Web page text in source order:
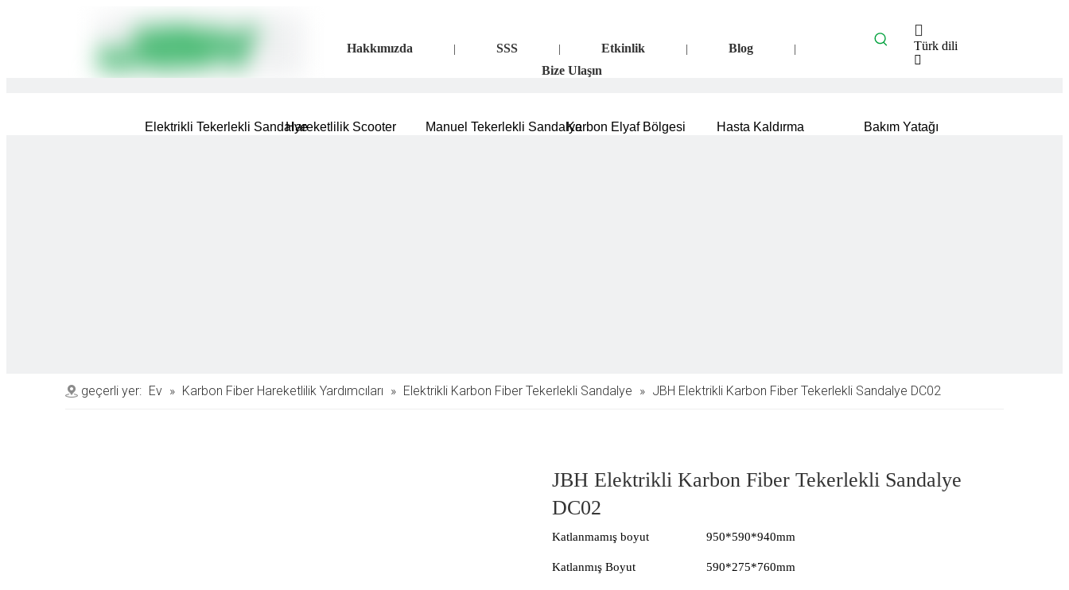
Hakkımızda | SSS | Etkinlik | Blog |
Bize Ulaşın
Türk dili
Pусский
Elektrikli Tekerlekli SandalyeHareketlilik Scooter Manuel Tekerlekli SandalyeKarbon Elyaf Bölgesi Hasta Kaldırma Bakım Yatağı
geçerli yer: Ev » Karbon Fiber Hareketlilik Yardımcıları » Elektrikli Karbon Fiber Tekerlekli Sandalye » JBH Elektrikli Karbon Fiber Tekerlekli Sandalye DC02
JBH Elektrikli Karbon Fiber Tekerlekli Sandalye
DC02
Katlanmamış boyut 950*590*940mm
Katlanmış Boyut 590*275*760mm